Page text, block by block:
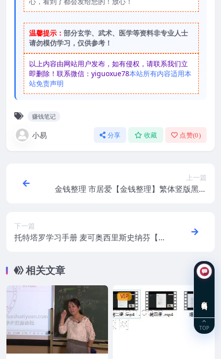
温馨提示： 部分玄学、武术、医学等资料非专业人士
请勿模仿学习，仅供参考！
以上内容由网站用户发布，如有侵权，请联系我们立
即删除！联系微信：yiguoxue78本站所有内容适用本
站免责声明
赚钱笔记
小易 分享 收藏 点赞(0)
上一篇
金钱整理 市居爱【金钱整理】繁体竖版黑白
下一篇
托特塔罗学习手册 麦可奥西里斯史纳芬【托
相关文章
VIP
TOP